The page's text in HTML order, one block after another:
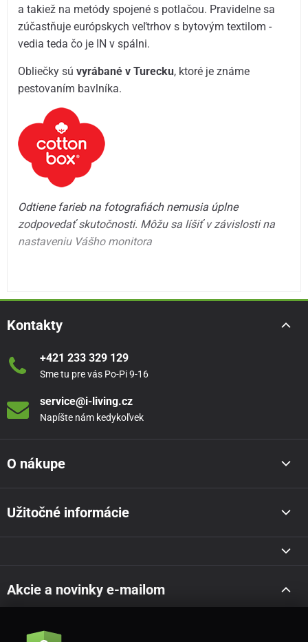
a takiež na metódy spojené s potlačou. Pravidelne sa
zúčastňuje európskych veľtrhov s bytovým textilom -
vedia teda čo je IN v spálni.
Obliečky súvyrábané v Turecku, ktoré je známe
pestovaním bavlníka.
Odtiene farieb na fotografiách nemusia úplne
zodpovedať skutočnosti. Môžu sa líšiť v závislosti na
nastaveniu Vášho monitora
Kontakty
+421 233 329 129
Sme tu pre vás Po-Pi 9-16
service@i-living.cz
Napíšte nám kedykoľvek
O nákupe
Užitočné informácie
Akcie a novinky e-mailom